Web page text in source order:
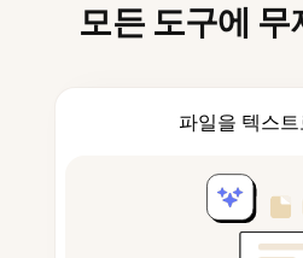
모든 도구에
파일을 텍스